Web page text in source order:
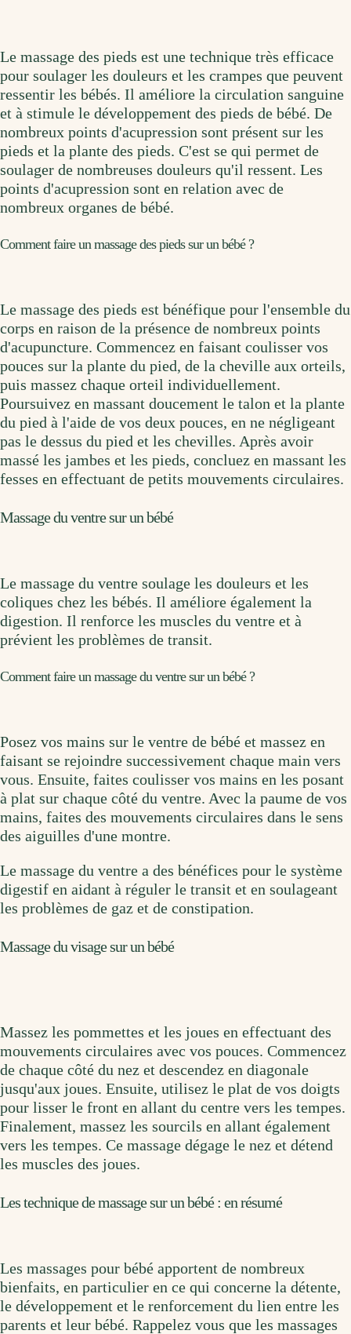
Le massage des pieds est une technique très efficace
pour soulager les douleurs et les crampes que peuvent
ressentir les bébés. Il améliore la circulation sanguine
et à stimule le développement des pieds de bébé. De
nombreux points d'acupression sont présent sur les
pieds et la plante des pieds. C'est se qui permet de
soulager de nombreuses douleurs qu'il ressent. Les
points d'acupression sont en relation avec de
nombreux organes de bébé.
Comment faire un massage des pieds sur un bébé ?
Le massage des pieds est bénéfique pour l'ensemble du
corps en raison de la présence de nombreux points
d'acupuncture. Commencez en faisant coulisser vos
pouces sur la plante du pied, de la cheville aux orteils,
puis massez chaque orteil individuellement.
Poursuivez en massant doucement le talon et la plante
du pied à l'aide de vos deux pouces, en ne négligeant
pas le dessus du pied et les chevilles. Après avoir
massé les jambes et les pieds, concluez en massant les
fesses en effectuant de petits mouvements circulaires.
Massage du ventre sur un bébé
Le massage du ventre soulage les douleurs et les
coliques chez les bébés. Il améliore également la
digestion. Il renforce les muscles du ventre et à
prévient les problèmes de transit.
Comment faire un massage du ventre sur un bébé ?
Posez vos mains sur le ventre de bébé et massez en
faisant se rejoindre successivement chaque main vers
vous. Ensuite, faites coulisser vos mains en les posant
à plat sur chaque côté du ventre. Avec la paume de vos
mains, faites des mouvements circulaires dans le sens
des aiguilles d'une montre.
Le massage du ventre a des bénéfices pour le système
digestif en aidant à réguler le transit et en soulageant
les problèmes de gaz et de constipation.
Massage du visage sur un bébé
Massez les pommettes et les joues en effectuant des
mouvements circulaires avec vos pouces. Commencez
de chaque côté du nez et descendez en diagonale
jusqu'aux joues. Ensuite, utilisez le plat de vos doigts
pour lisser le front en allant du centre vers les tempes.
Finalement, massez les sourcils en allant également
vers les tempes. Ce massage dégage le nez et détend
les muscles des joues.
Les technique de massage sur un bébé : en résumé
Les massages pour bébé apportent de nombreux
bienfaits, en particulier en ce qui concerne la détente,
le développement et le renforcement du lien entre les
parents et leur bébé. Rappelez vous que les massages